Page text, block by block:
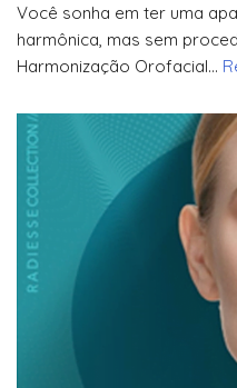
Você sonha em ter uma
harmônica, mas sem
Harmonização Orofacial…